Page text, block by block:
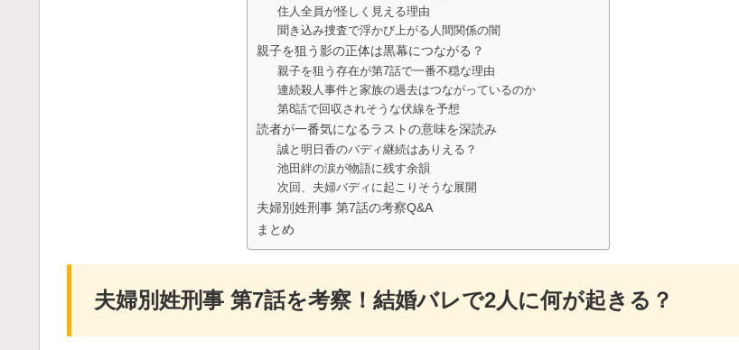
住人全員が怪しく見える理由
聞き込み捜査で浮かび上がる人間関係の闇
親子を狙う影の正体は黒幕につながる？
親子を狙う存在が第7話で一番不穏な理由
連続殺人事件と家族の過去はつながっているのか
第8話で回収されそうな伏線を予想
読者が一番気になるラストの意味を深読み
誠と明日香のバディ継続はありえる？
池田絆の涙が物語に残す余韻
次回、夫婦バディに起こりそうな展開
夫婦別姓刑事 第7話の考察Q&A
まとめ
夫婦別姓刑事 第7話を考察！結婚バレで2人に何が起きる？